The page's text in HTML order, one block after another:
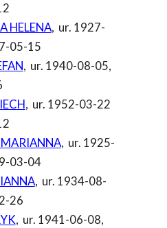
HELENA, ur. 1927-
05-15
, ur. 1940-08-05,
, ur. 1952-03-22
, ur. 1925-
03-04
, ur. 1934-08-
26
, ur. 1941-06-08,